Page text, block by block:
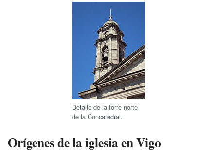
Detalle de la torre norte
de la Concatedral.
Orígenes de la iglesia en Vigo